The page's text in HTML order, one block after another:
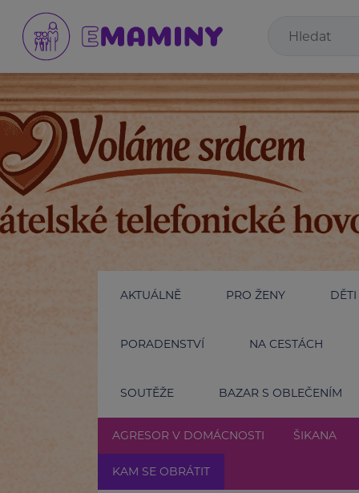
AKTUÁLNĚ PRO ŽENY DĚTI
PORADENSTVÍ NA CESTÁCH
SOUTĚŽE BAZAR S OBLEČENÍM
AGRESOR V DOMÁCNOSTI ŠIKANA
KAM SE OBRÁTIT